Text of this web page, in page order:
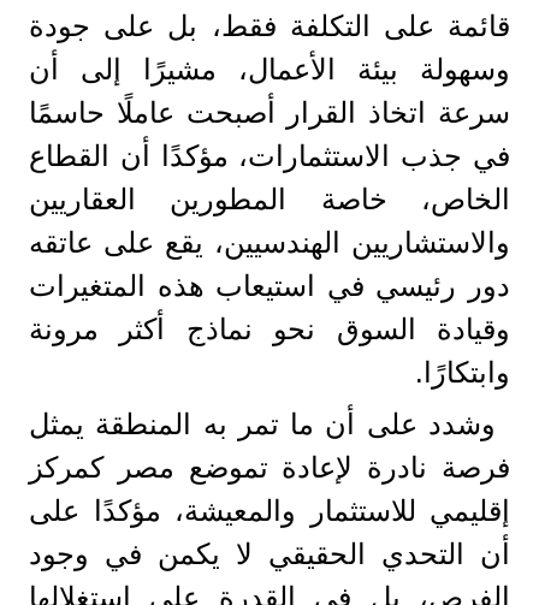
قائمة على التكلفة فقط، بل على جودة
وسهولة بيئة الأعمال، مشيرًا إلى أن
سرعة اتخاذ القرار أصبحت عاملًا حاسمًا
في جذب الاستثمارات، مؤكدًا أن القطاع
الخاص، خاصة المطورين العقاريين
والاستشاريين الهندسيين، يقع على عاتقه
دور رئيسي في استيعاب هذه المتغيرات
وقيادة السوق نحو نماذج أكثر مرونة
وابتكارًا.
وشدد على أن ما تمر به المنطقة يمثل
فرصة نادرة لإعادة تموضع مصر كمركز
إقليمي للاستثمار والمعيشة، مؤكدًا على
أن التحدي الحقيقي لا يكمن في وجود
الفرص، بل في القدرة على استغلالها